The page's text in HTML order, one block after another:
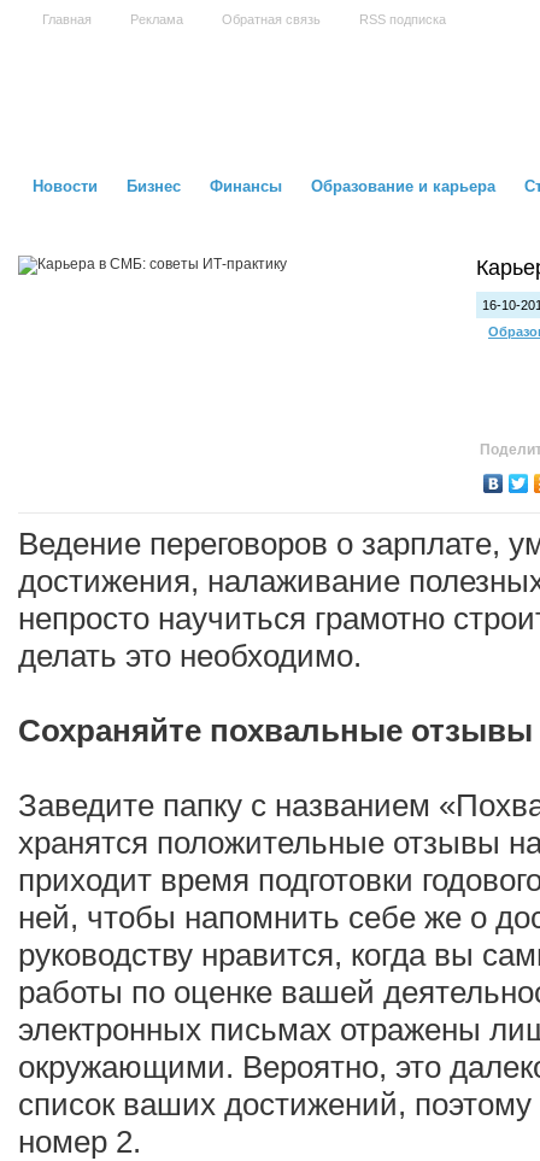
Главная Реклама Обратная связь RSS подписка
Новости Бизнес Финансы Образование и карьера
16-10-
Ведение переговоров о зарплате,
достижения, налаживание
непросто научиться грамотно
делать это необходимо.
Сохраняйте похвальные отзывы
Заведите папку с названием
хранятся положительные отзывы
приходит время подготовки
ней, чтобы напомнить себе же о
руководству нравится, когда вы
работы по оценке вашей
электронных письмах отражены
окружающими. Вероятно, это
список ваших достижений,
номер 2.